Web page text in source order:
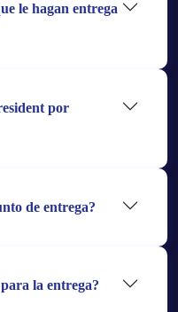
le hagan entrega
por
de entrega?
la entrega?